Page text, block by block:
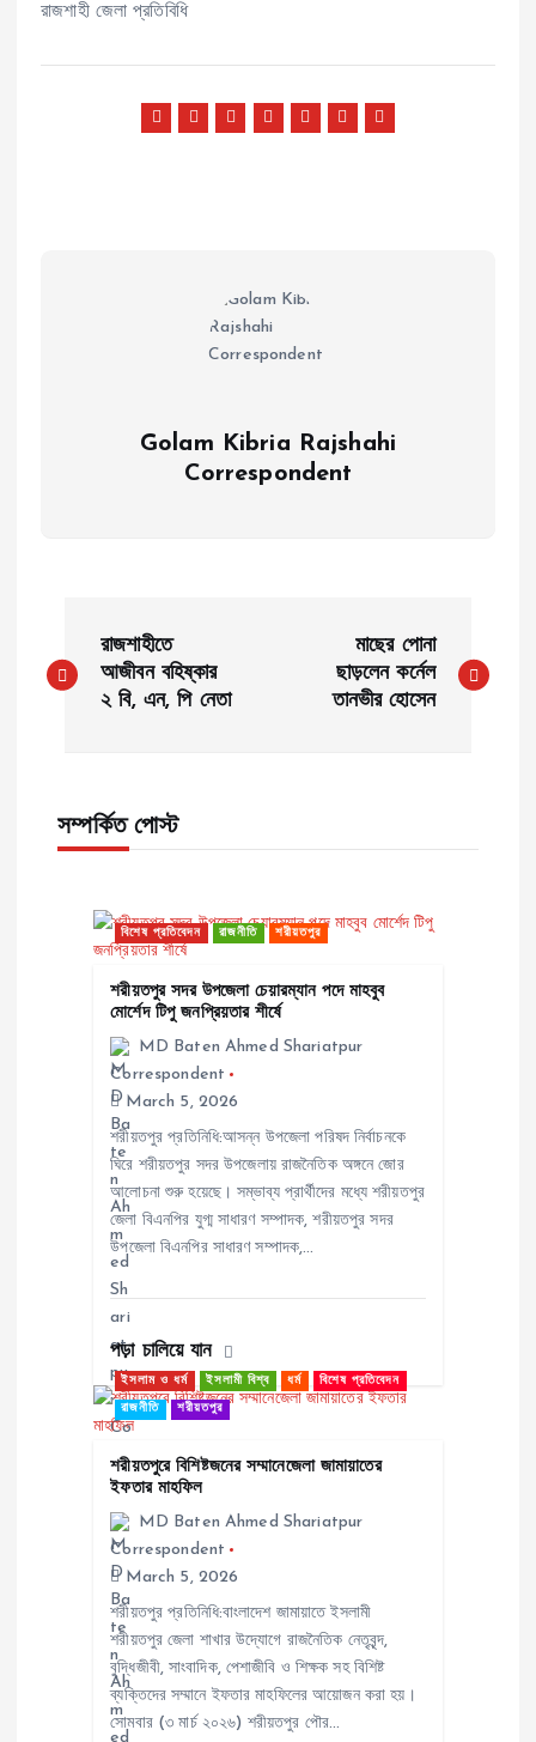
রাজশাহী জেলা প্রতিবিধি
Golam Kibria Rajshahi
Correspondent
o
n
রাজশাহীতে
আজীবন বহিষ্কার
২ বি, এন, পি নেতা
মাছের পোনা
ছাড়লেন কর্নেল
তানভীর হোসেন
সম্পর্কিত পোস্ট
বিশেষ প্রতিবেদন রাজনীতি শরীয়তপুর
শরীয়তপুর সদর উপজেলা চেয়ারম্যান পদে মাহবুব
মোর্শেদ টিপু জনপ্রিয়তার শীর্ষে
MD Baten Ahmed Shariatpur
Correspondent
March 5, 2026
শরীয়তপুর প্রতিনিধি:আসন্ন উপজেলা পরিষদ নির্বাচনকে
ঘিরে শরীয়তপুর সদর উপজেলায় রাজনৈতিক অঙ্গনে জোর
আলোচনা শুরু হয়েছে। সম্ভাব্য প্রার্থীদের মধ্যে শরীয়তপুর
জেলা বিএনপির যুগ্ম সাধারণ সম্পাদক, শরীয়তপুর সদর
উপজেলা বিএনপির সাধারণ সম্পাদক,…
পড়া চালিয়ে যান
ইসলাম ও ধর্ম ইসলামী বিশ্ব ধর্ম বিশেষ প্রতিবেদন
রাজনীতি শরীয়তপুর
শরীয়তপুরে বিশিষ্টজনের সম্মানেজেলা জামায়াতের
ইফতার মাহফিল
MD Baten Ahmed Shariatpur
Correspondent
March 5, 2026
শরীয়তপুর প্রতিনিধি:বাংলাদেশ জামায়াতে ইসলামী
শরীয়তপুর জেলা শাখার উদ্যোগে রাজনৈতিক নেতৃবৃন্দ,
বুদ্ধিজীবী, সাংবাদিক, পেশাজীবি ও শিক্ষক সহ বিশিষ্ট
ব্যক্তিদের সম্মানে ইফতার মাহফিলের আয়োজন করা হয়।
সোমবার (৩ মার্চ ২০২৬) শরীয়তপুর পৌর…